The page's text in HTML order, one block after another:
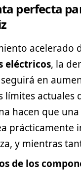
perfecta
acelerado
eléctricos, la
en
límites actuales
hacen que
prácticamente
y mientras
de los